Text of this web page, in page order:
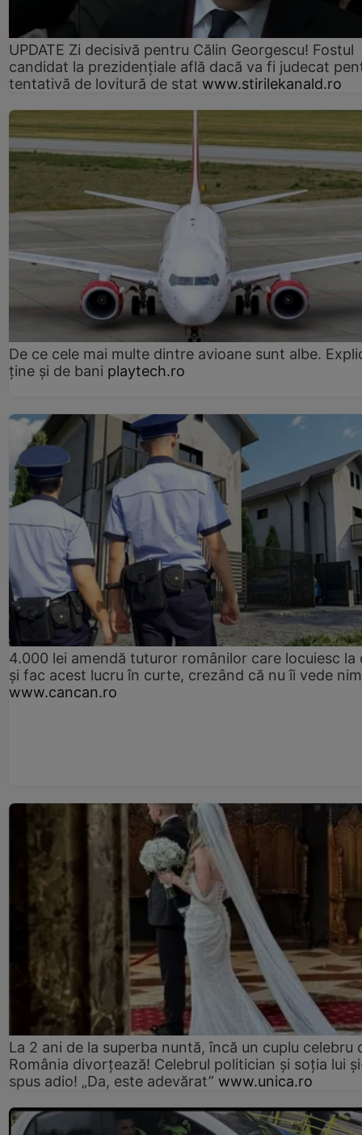
UPDATE Zi decisivă pentru Călin Georgescu! Fostul
candidat la prezidențiale află dacă va fi judecat
tentativă de lovitură de stat www.stirilekanald.ro
De ce cele mai multe dintre avioane sunt albe.
ține și de bani playtech.ro
4.000 lei amendă tuturor românilor care locuiesc la
și fac acest lucru în curte, crezând că nu îi vede
www.cancan.ro
La 2 ani de la superba nuntă, încă un cuplu celebru
România divorțează! Celebrul politician și soția lui
spus adio! „Da, este adevărat” www.unica.ro